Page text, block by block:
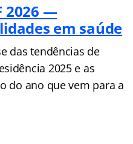
2026 —
em saúde
das tendências de
2025 e as
do ano que vem para a